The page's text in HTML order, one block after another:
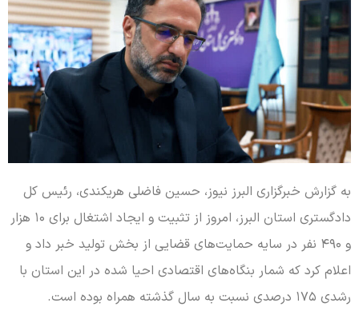
به گزارش خبرگزاری البرز نیوز، حسین فاضلی هریکندی، رئیس کل
دادگستری استان البرز، امروز از تثبیت و ایجاد اشتغال برای ۱۰ هزار
و ۴۹۰ نفر در سایه حمایت‌های قضایی از بخش تولید خبر داد و
اعلام کرد که شمار بنگاه‌های اقتصادی احیا شده در این استان با
رشدی ۱۷۵ درصدی نسبت به سال گذشته همراه بوده است.